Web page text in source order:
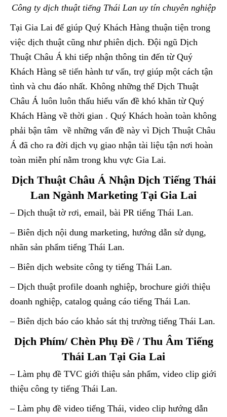
Công ty dịch thuật tiếng Thái Lan uy tín chuyên nghiệp
Tại Gia Lai để giúp Quý Khách Hàng thuận tiện trong
việc dịch thuật cũng như phiên dịch. Đội ngũ Dịch
Thuật Châu Á khi tiếp nhận thông tin đến từ Quý
Khách Hàng sẽ tiến hành tư vấn, trợ giúp một cách tận
tình và chu đáo nhất. Không những thế Dịch Thuật
Châu Á luôn luôn thấu hiểu vấn đề khó khăn từ Quý
Khách Hàng về thời gian . Quý Khách hoàn toàn không
phải bận tâm về những vấn đề này vì Dịch Thuật Châu
Á đã cho ra đời dịch vụ giao nhận tài liệu tận nơi hoàn
toàn miễn phí nằm trong khu vực Gia Lai.
Dịch Thuật Châu Á Nhận Dịch Tiếng Thái
Lan Ngành Marketing Tại Gia Lai
– Dịch thuật tờ rơi, email, bài PR tiếng Thái Lan.
– Biên dịch nội dung marketing, hướng dẫn sử dụng,
nhãn sản phẩm tiếng Thái Lan.
– Biên dịch website công ty tiếng Thái Lan.
– Dịch thuật profile doanh nghiệp, brochure giới thiệu
doanh nghiệp, catalog quảng cáo tiếng Thái Lan.
– Biên dịch báo cáo khảo sát thị trường tiếng Thái Lan.
Dịch Phím/ Chèn Phụ Đề / Thu Âm Tiếng
Thái Lan Tại Gia Lai
– Làm phụ đề TVC giới thiệu sản phẩm, video clip giới
thiệu công ty tiếng Thái Lan.
– Làm phụ đề video tiếng Thái, video clip hướng dẫn